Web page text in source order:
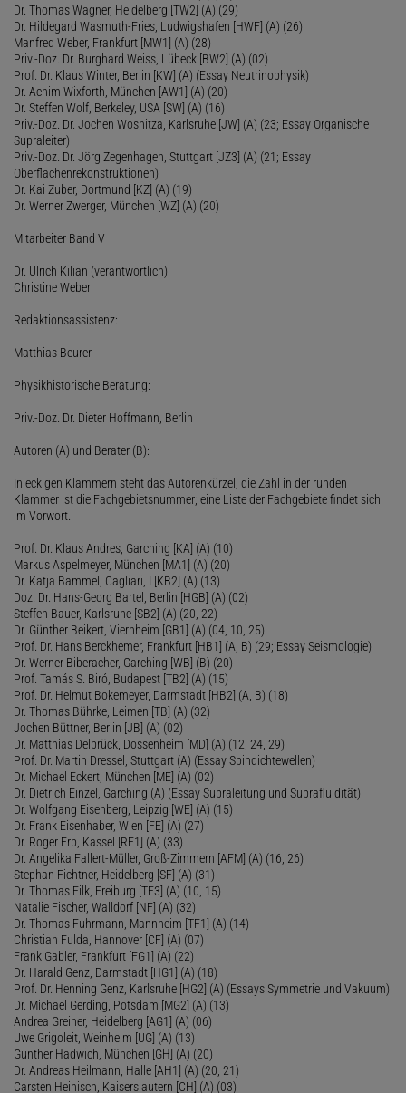
Dr. Thomas Wagner, Heidelberg [TW2] (A) (29)
Dr. Hildegard Wasmuth-Fries, Ludwigshafen [HWF] (A) (26)
Manfred Weber, Frankfurt [MW1] (A) (28)
Priv.-Doz. Dr. Burghard Weiss, Lübeck [BW2] (A) (02)
Prof. Dr. Klaus Winter, Berlin [KW] (A) (Essay Neutrinophysik)
Dr. Achim Wixforth, München [AW1] (A) (20)
Dr. Steffen Wolf, Berkeley, USA [SW] (A) (16)
Priv.-Doz. Dr. Jochen Wosnitza, Karlsruhe [JW] (A) (23; Essay Organische
Supraleiter)
Priv.-Doz. Dr. Jörg Zegenhagen, Stuttgart [JZ3] (A) (21; Essay
Oberflächenrekonstruktionen)
Dr. Kai Zuber, Dortmund [KZ] (A) (19)
Dr. Werner Zwerger, München [WZ] (A) (20)
Mitarbeiter Band V
Dr. Ulrich Kilian (verantwortlich)
Christine Weber
Redaktionsassistenz:
Matthias Beurer
Physikhistorische Beratung:
Priv.-Doz. Dr. Dieter Hoffmann, Berlin
Autoren (A) und Berater (B):
In eckigen Klammern steht das Autorenkürzel, die Zahl in der runden
Klammer ist die Fachgebietsnummer; eine Liste der Fachgebiete findet sich
im Vorwort.
Prof. Dr. Klaus Andres, Garching [KA] (A) (10)
Markus Aspelmeyer, München [MA1] (A) (20)
Dr. Katja Bammel, Cagliari, I [KB2] (A) (13)
Doz. Dr. Hans-Georg Bartel, Berlin [HGB] (A) (02)
Steffen Bauer, Karlsruhe [SB2] (A) (20, 22)
Dr. Günther Beikert, Viernheim [GB1] (A) (04, 10, 25)
Prof. Dr. Hans Berckhemer, Frankfurt [HB1] (A, B) (29; Essay Seismologie)
Dr. Werner Biberacher, Garching [WB] (B) (20)
Prof. Tamás S. Biró, Budapest [TB2] (A) (15)
Prof. Dr. Helmut Bokemeyer, Darmstadt [HB2] (A, B) (18)
Dr. Thomas Bührke, Leimen [TB] (A) (32)
Jochen Büttner, Berlin [JB] (A) (02)
Dr. Matthias Delbrück, Dossenheim [MD] (A) (12, 24, 29)
Prof. Dr. Martin Dressel, Stuttgart (A) (Essay Spindichtewellen)
Dr. Michael Eckert, München [ME] (A) (02)
Dr. Dietrich Einzel, Garching (A) (Essay Supraleitung und Suprafluidität)
Dr. Wolfgang Eisenberg, Leipzig [WE] (A) (15)
Dr. Frank Eisenhaber, Wien [FE] (A) (27)
Dr. Roger Erb, Kassel [RE1] (A) (33)
Dr. Angelika Fallert-Müller, Groß-Zimmern [AFM] (A) (16, 26)
Stephan Fichtner, Heidelberg [SF] (A) (31)
Dr. Thomas Filk, Freiburg [TF3] (A) (10, 15)
Natalie Fischer, Walldorf [NF] (A) (32)
Dr. Thomas Fuhrmann, Mannheim [TF1] (A) (14)
Christian Fulda, Hannover [CF] (A) (07)
Frank Gabler, Frankfurt [FG1] (A) (22)
Dr. Harald Genz, Darmstadt [HG1] (A) (18)
Prof. Dr. Henning Genz, Karlsruhe [HG2] (A) (Essays Symmetrie und Vakuum)
Dr. Michael Gerding, Potsdam [MG2] (A) (13)
Andrea Greiner, Heidelberg [AG1] (A) (06)
Uwe Grigoleit, Weinheim [UG] (A) (13)
Gunther Hadwich, München [GH] (A) (20)
Dr. Andreas Heilmann, Halle [AH1] (A) (20, 21)
Carsten Heinisch, Kaiserslautern [CH] (A) (03)